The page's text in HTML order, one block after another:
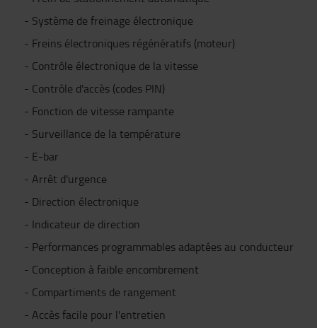
- Système de freinage électronique
- Freins électroniques régénératifs (moteur)
- Contrôle électronique de la vitesse
- Contrôle d'accès (codes PIN)
- Fonction de vitesse rampante
- Surveillance de la température
- E-bar
- Arrêt d'urgence
- Direction électronique
- Indicateur de direction
- Performances programmables adaptées au conducteur
- Conception à faible encombrement
- Compartiments de rangement
- Accès facile pour l'entretien